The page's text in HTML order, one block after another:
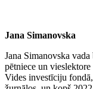
Jana Simanovska
Jana Simanovska
pētniece un
Vides investīciju